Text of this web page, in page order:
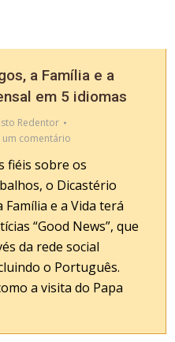
a Família e a
em 5 idiomas
Redentor
um comentário
fiéis sobre os
o Dicastério
e a Vida terá
“Good News”, que
da rede social
o Português.
a visita do Papa